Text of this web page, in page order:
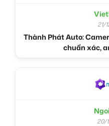
21/
Thành Phát Auto:
chuẩn xác,
20/